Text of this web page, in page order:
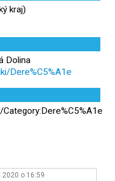
kraj)
Dolina
Dere%C5%A1e
o 16:59